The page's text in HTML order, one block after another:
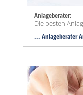
Anlageberater:
Die besten
... Anlageberater